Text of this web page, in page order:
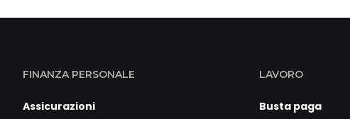
FINANZA PERSONALE
Assicurazioni
LAVORO
Busta paga